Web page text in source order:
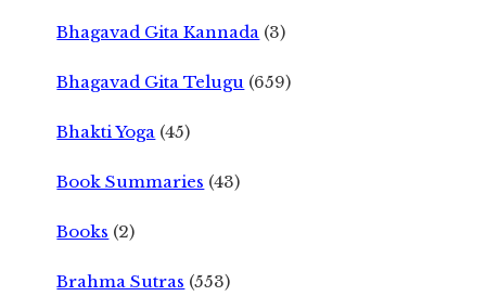
Bhagavad Gita Kannada (3)
Bhagavad Gita Telugu (659)
Bhakti Yoga (45)
Book Summaries (43)
Books (2)
Brahma Sutras (553)